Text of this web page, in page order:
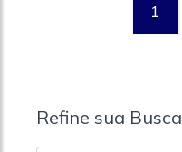
1
Refine sua Busca